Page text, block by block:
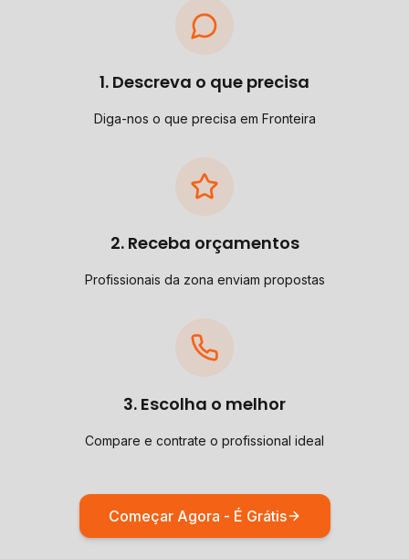
1. Descreva o que precisa
Diga-nos o que precisa em Fronteira
2. Receba orçamentos
Profissionais da zona enviam propostas
3. Escolha o melhor
Compare e contrate o profissional ideal
Começar Agora - É Grátis